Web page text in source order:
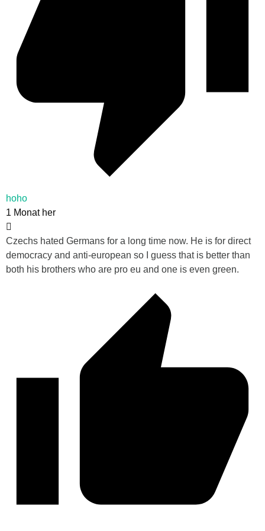
hoho
1 Monat her
Czechs hated Germans for a long time now. He is for direct
democracy and anti-european so I guess that is better than
both his brothers who are pro eu and one is even green.